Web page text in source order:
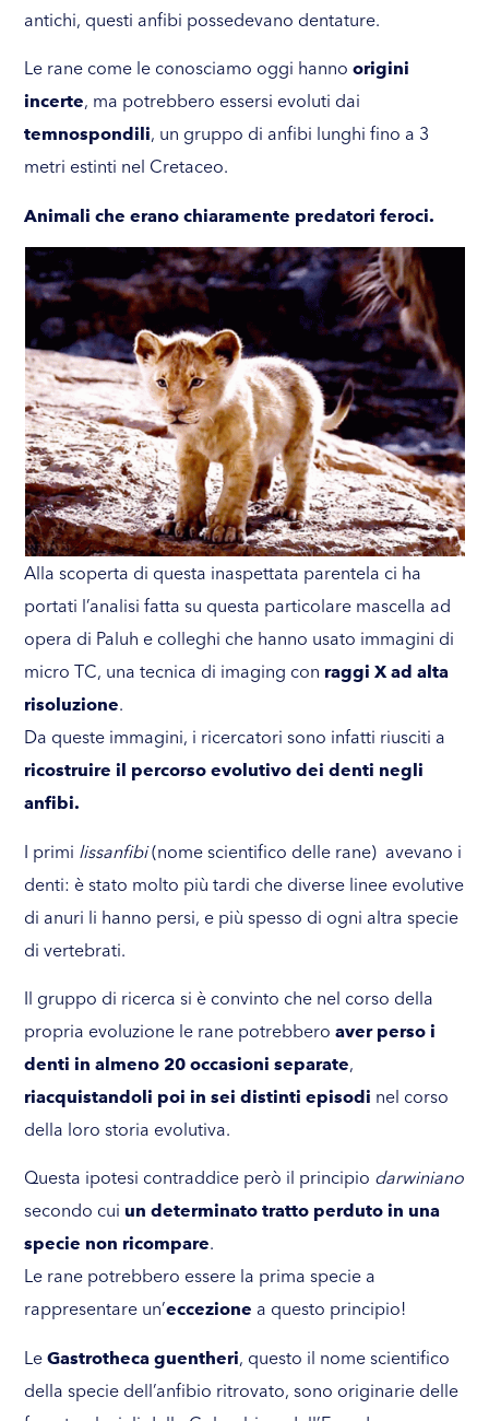
antichi, questi anfibi possedevano dentature.
Le rane come le conosciamo oggi hannoorigini
incerte, ma potrebbero essersi evoluti dai
temnospondili, un gruppo di anfibi lunghi fino a 3
metri estinti nel Cretaceo.
Animali che erano chiaramente predatori feroci.
Alla scoperta di questa inaspettata parentela ci ha
portati l’analisi fatta su questa particolare mascella ad
opera di Paluh e colleghi che hanno usato immagini di
micro TC, una tecnica di imaging con raggi X ad alta
risoluzione.
Da queste immagini, i ricercatori sono infatti riusciti a
ricostruire il percorso evolutivo dei denti negli
anfibi.
I primi lissanfibi(nome scientifico delle rane) avevano i
denti: è stato molto più tardi che diverse linee evolutive
di anuri li hanno persi, e più spesso di ogni altra specie
di vertebrati.
Il gruppo di ricerca si è convinto che nel corso della
propria evoluzione le rane potrebberoaver perso i
denti in almeno 20 occasioni separate,
riacquistandoli poi in sei distinti episodi nel corso
della loro storia evolutiva.
Questa ipotesi contraddice però il principio darwiniano
secondo cui un determinato tratto perduto in una
specie non ricompare.
Le rane potrebbero essere la prima specie a
rappresentare un’eccezione a questo principio!
LeGastrotheca guentheri, questo il nome scientifico
della specie dell’anfibio ritrovato, sono originarie delle